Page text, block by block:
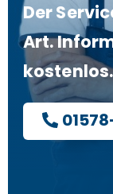
Der
Art.
kostenlos.